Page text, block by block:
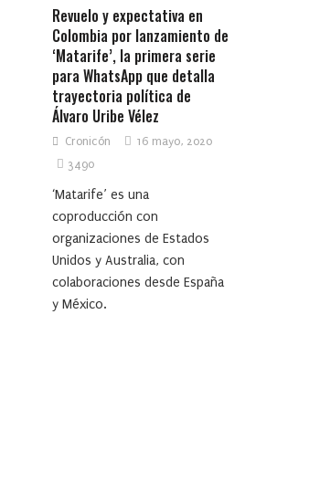
Revuelo y expectativa en
Colombia por lanzamiento de
‘Matarife’, la primera serie
para WhatsApp que detalla
trayectoria política de
Álvaro Uribe Vélez
Cronicón
16 mayo, 2020
3490
‘Matarife’ es una
coproducción con
organizaciones de Estados
Unidos y Australia, con
colaboraciones desde España
y México.